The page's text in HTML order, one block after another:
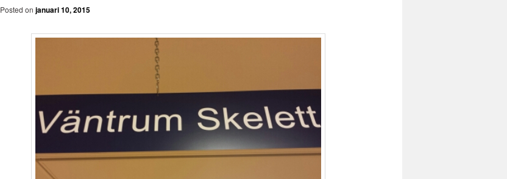
Posted on januari 10, 2015